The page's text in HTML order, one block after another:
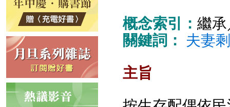
概念索引： 繼
關鍵詞：
夫妻
主旨